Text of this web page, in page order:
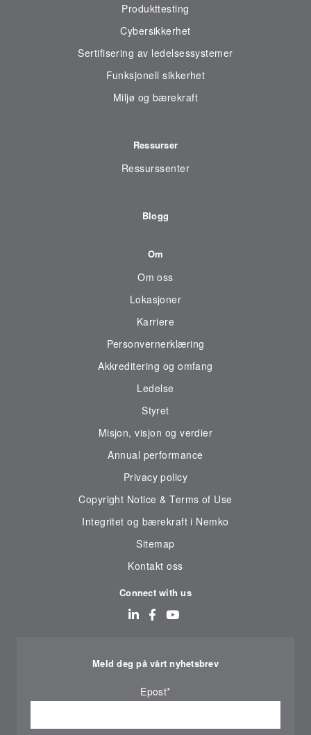
Produkttesting
Cybersikkerhet
Sertifisering av ledelsessystemer
Funksjonell sikkerhet
Miljø og bærekraft
Ressurser
Ressurssenter
Blogg
Om
Om oss
Lokasjoner
Karriere
Personvernerklæring
Akkreditering og omfang
Ledelse
Styret
Misjon, visjon og verdier
Annual performance
Privacy policy
Copyright Notice & Terms of Use
Integritet og bærekraft i Nemko
Sitemap
Kontakt oss
Connect with us
Meld deg på vårt nyhetsbrev
Epost*